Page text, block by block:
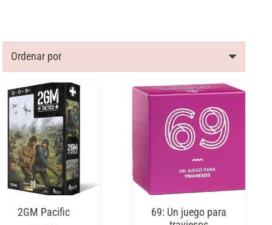
2GM Pacific
69: Un juego para